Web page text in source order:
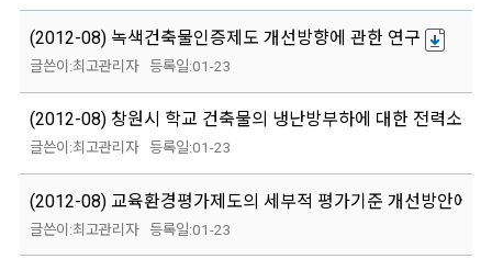
(2012-08) 녹색건축물인증제도 개선방향에 관한 연구
최고관리자 01-23
(2012-08) 창원시 학교 건축물의 냉난방부하에 대한 전력소비
최고관리자 01-23
(2012-08) 교육환경평가제도의 세부적 평가기준 개선방안에
최고관리자 01-23